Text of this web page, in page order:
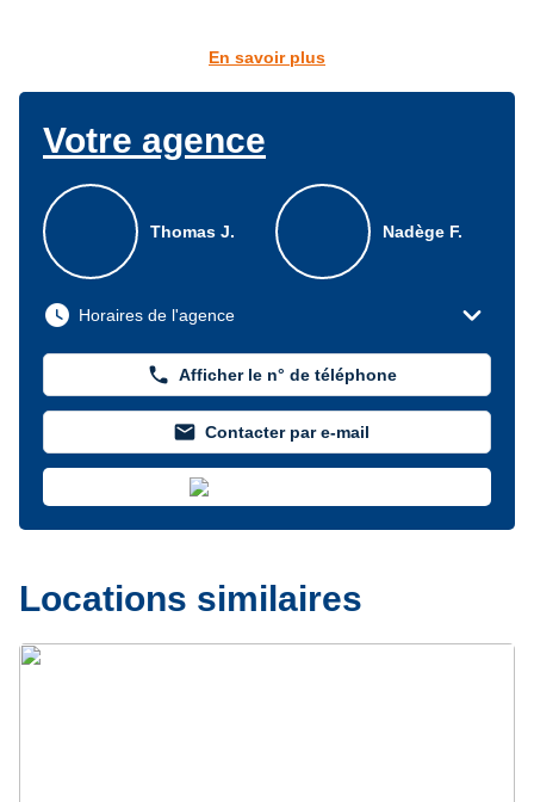
En savoir plus
Votre agence
Thomas J. Nadège F.
watch_later Horaires de l'agence expand_more
phone Afficher le n° de téléphone
mail Contacter par e-mail
Locations similaires
Précédent
Suivant